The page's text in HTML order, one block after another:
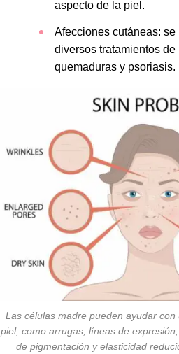
aspecto de la piel.
Afecciones cutáneas:
diversos tratamientos
quemaduras y psoriasis.
Las células madre pueden ayudar
piel, como arrugas, líneas de
de pigmentación y elasticidad